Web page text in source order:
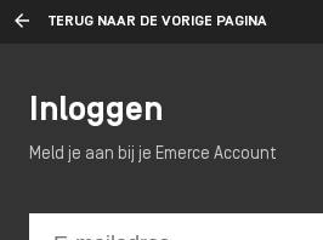
TERUG NAAR DE VORIGE PAGINA
Inloggen
Meld je aan bij je Emerce Account